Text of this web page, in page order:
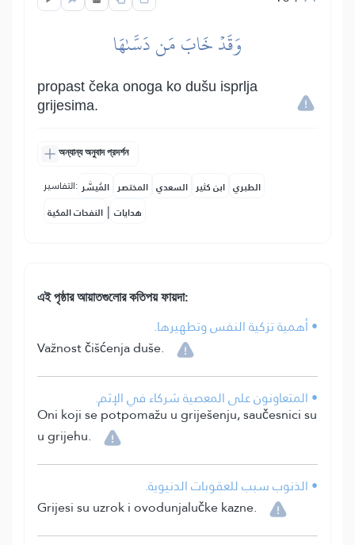
وَقَدۡ خَابَ مَن دَسَّىٰهَا
propast čeka onoga ko dušu isprlja
grijesima.
অন্যান্য অনুবাদ প্রদর্শন
التفاسير: المُيسَّر المختصر السعدي ابن كثير الطبري
النفحات المكية | هدايات
এই পৃষ্ঠার আয়াতগুলোর কতিপয় ফায়দা:
• أهمية تزكية النفس وتطهيرها.
Važnost čišćenja duše.
• المتعاونون على المعصية شركاء في الإثم.
Oni koji se potpomažu u griješenju, saučesnici su
u grijehu.
• الذنوب سبب للعقوبات الدنيوية.
Grijesi su uzrok i ovodunjalučke kazne.